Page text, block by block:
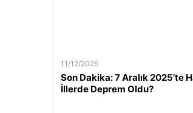
11/12/2025
Son Dakika: 7 Aralık 2025’te
İllerde Deprem Oldu?